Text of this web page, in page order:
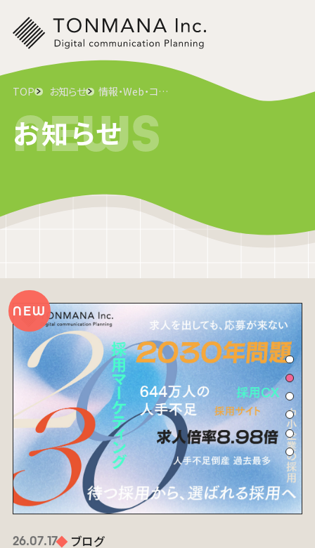
TOP お知らせ 情報・Web・コンピュータ
お知らせ
NEWS
26.07.29 ブログ
導線とは？応募が増えない原因と改善
の型
NEW
26.07.17 ブログ